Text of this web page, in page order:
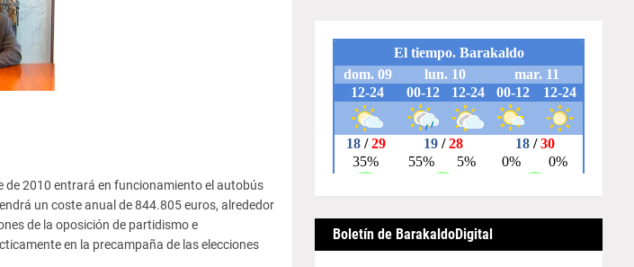
de 2010 entrará en funcionamiento el autobús
un coste anual de 844.805 euros, alrededor
de la oposición de partidismo e
en la precampaña de las elecciones
Boletín de BarakaldoDigital